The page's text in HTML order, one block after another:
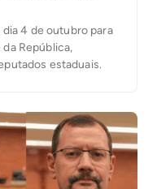
4 de outubro para
República,
estaduais.